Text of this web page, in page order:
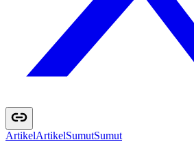
ArtikelArtikelSumutSumut